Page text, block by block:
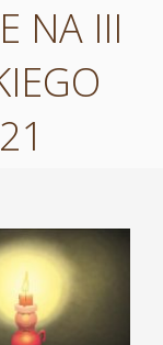
NA III